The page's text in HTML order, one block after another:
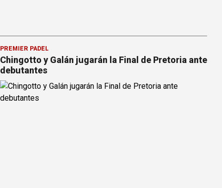
PREMIER PÁDEL
Chingotto y Galán jugarán la Final de Pretoria ante
debutantes